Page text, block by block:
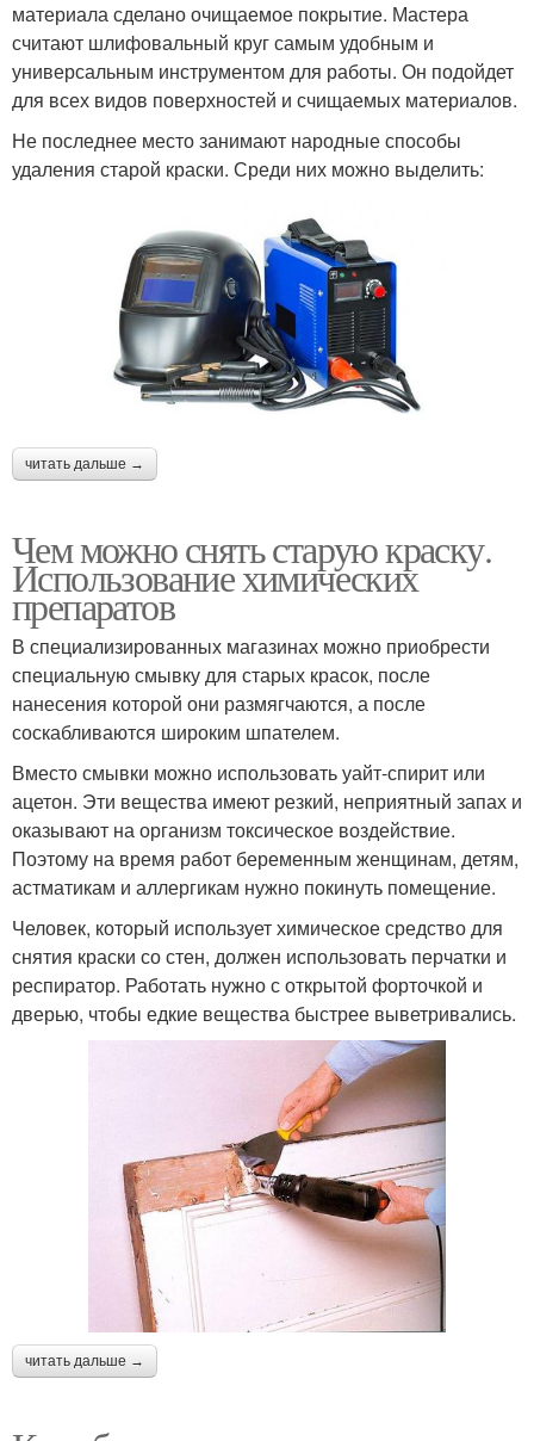
материала сделано очищаемое покрытие. Мастера
считают шлифовальный круг самым удобным и
универсальным инструментом для работы. Он подойдет
для всех видов поверхностей и счищаемых материалов.
Не последнее место занимают народные способы
удаления старой краски. Среди них можно выделить:
читать дальше →
Чем можно снять старую краску.
Использование химических
препаратов
В специализированных магазинах можно приобрести
специальную смывку для старых красок, после
нанесения которой они размягчаются, а после
соскабливаются широким шпателем.
Вместо смывки можно использовать уайт-спирит или
ацетон. Эти вещества имеют резкий, неприятный запах и
оказывают на организм токсическое воздействие.
Поэтому на время работ беременным женщинам, детям,
астматикам и аллергикам нужно покинуть помещение.
Человек, который использует химическое средство для
снятия краски со стен, должен использовать перчатки и
респиратор. Работать нужно с открытой форточкой и
дверью, чтобы едкие вещества быстрее выветривались.
читать дальше →